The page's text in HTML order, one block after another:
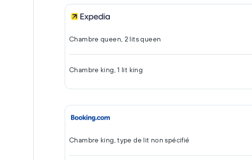
Chambre queen, 2 lits queen
Chambre king, 1 lit king
Chambre king, type de lit non spécifié